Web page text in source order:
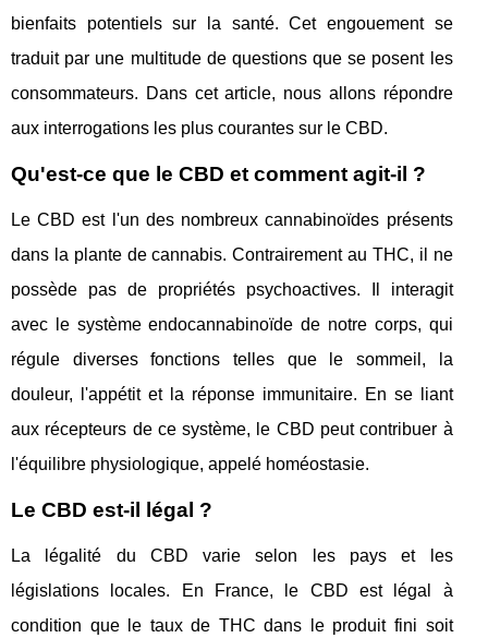
bienfaits potentiels sur la santé. Cet engouement se
traduit par une multitude de questions que se posent les
consommateurs. Dans cet article, nous allons répondre
aux interrogations les plus courantes sur le CBD.
Qu'est-ce que le CBD et comment agit-il ?
Le CBD est l'un des nombreux cannabinoïdes présents
dans la plante de cannabis. Contrairement au THC, il ne
possède pas de propriétés psychoactives. Il interagit
avec le système endocannabinoïde de notre corps, qui
régule diverses fonctions telles que le sommeil, la
douleur, l'appétit et la réponse immunitaire. En se liant
aux récepteurs de ce système, le CBD peut contribuer à
l'équilibre physiologique, appelé homéostasie.
Le CBD est-il légal ?
La légalité du CBD varie selon les pays et les
législations locales. En France, le CBD est légal à
condition que le taux de THC dans le produit fini soit